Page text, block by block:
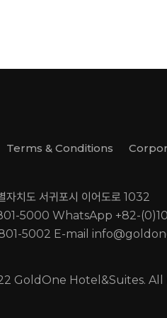
Terms & Conditions
치도 서귀포시 이어도로 1032
5000 WhatsApp +82-
5002 E-mail
GoldOne Hotel&Suites. All